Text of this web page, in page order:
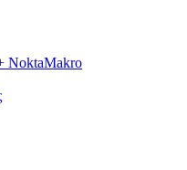
NoktaMakro